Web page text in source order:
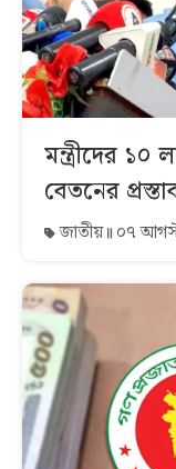
মন্ত্রীদের
বেতনের
জাতীয় ০৭